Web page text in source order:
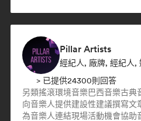
Pillar Artists
> 已提供24300則回答
另類搖滾環境音樂巴西音樂古典
向音樂人提供建設性建議撰寫文
為音樂人連結現場活動機會協助